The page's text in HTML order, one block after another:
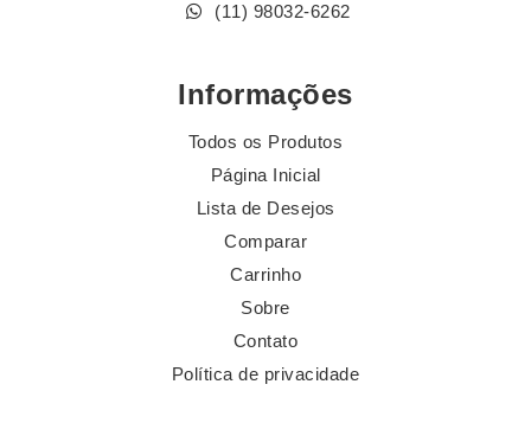
(11) 98032-6262
Informações
Todos os Produtos
Página Inicial
Lista de Desejos
Comparar
Carrinho
Sobre
Contato
Política de privacidade